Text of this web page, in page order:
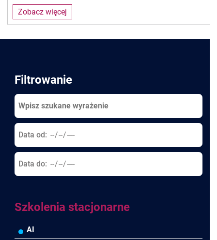
Filtrowanie
Data od:
Data do:
Szkolenia stacjonarne
AI
Zobacz więcej